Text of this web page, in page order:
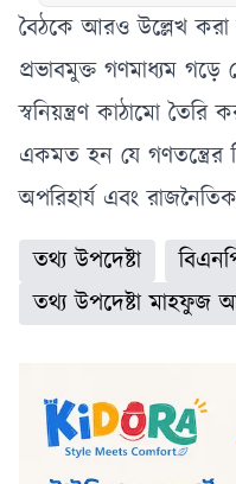
নির্দেশ
বৈঠকে আরও উল্লেখ করা
প্রভাবমুক্ত গণমাধ্যম
স্বনিয়ন্ত্রণ কাঠামো
একমত হন যে গণতন্ত্রের
অপরিহার্য এবং
তথ্য উপদেষ্টা
তথ্য উপদেষ্টা মাহফুজ